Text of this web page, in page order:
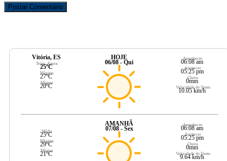
Vitória, ES
Temp. Agora
25ºC
Máxima
27ºC
Mínima
20ºC
HOJE
06/08 - Qui
Amanhecer
06:08 am
Anoitecer
05:25 pm
Chuva
0mm
Velocidade do Vento
10.05 km/h
Média
25ºC
Máxima
29ºC
Mínima
21ºC
AMANHÃ
07/08 - Sex
Amanhecer
06:08 am
Anoitecer
05:25 pm
Chuva
0mm
Velocidade do Vento
9.64 km/h